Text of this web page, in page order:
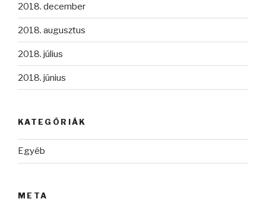
2018. december
2018. augusztus
2018. július
2018. június
KATEGÓRIÁK
Egyéb
META